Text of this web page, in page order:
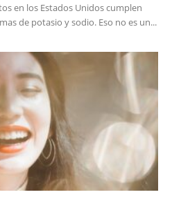
en los Estados Unidos cumplen
de potasio y sodio. Eso no es un...